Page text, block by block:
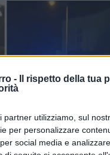
-
Il rispetto della tua
partner utilizziamo, sul
per personalizzare
social media e